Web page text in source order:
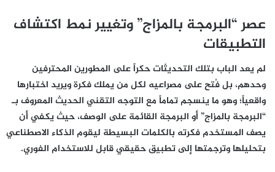
عصر “البرمجة بالمزاج” وتغيير نمط اكتشاف
التطبيقات
لم يعد الباب بتلك التحديثات حكراً على المطورين المحترفين
وحدهم، بل فُتح على مصراعيه لكل من يملك فكرة ويريد اختبارها
واقعياً؛ وهو ما ينسجم تماماً مع التوجه التقني الحديث المعروف بـ
“البرمجة بالمزاج” أو البرمجة القائمة على الوصف، حيث يكفي أن
يصف المستخدم فكرته بالكلمات البسيطة ليقوم الذكاء الاصطناعي
بتحليلها وترجمتها إلى تطبيق حقيقي قابل للاستخدام الفوري.